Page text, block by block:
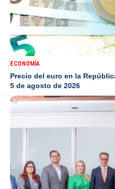
ECONOMÍA
Precio del euro en la
5 de agosto de 2026